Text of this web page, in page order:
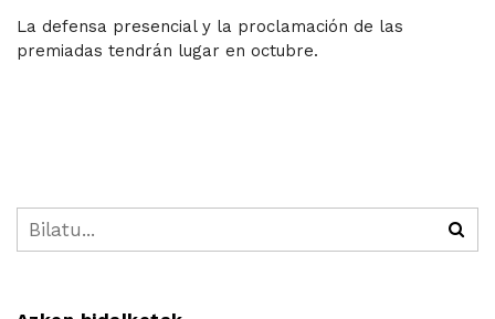
La defensa presencial y la proclamación de las
premiadas tendrán lugar en octubre.